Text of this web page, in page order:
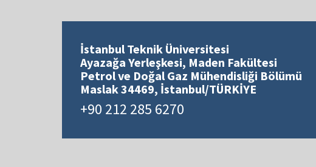
İstanbul Teknik Üniversitesi
Ayazağa Yerleşkesi, Maden Fakültesi
Petrol ve Doğal Gaz Mühendisliği Bölümü
Maslak 34469, İstanbul/TÜRKİYE
+90 212 285 6270